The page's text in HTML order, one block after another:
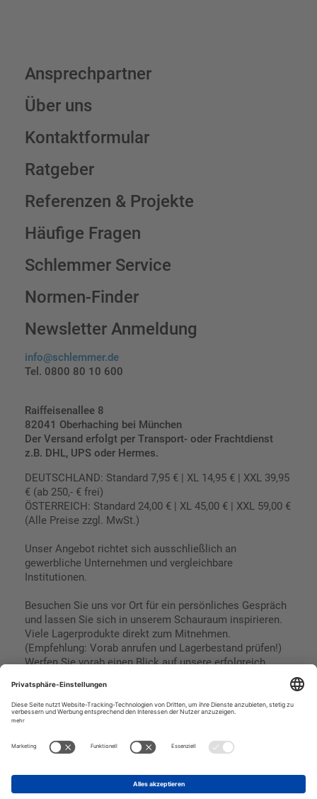
Ansprechpartner
Über uns
Kontaktformular
Ratgeber
Referenzen & Projekte
Häufige Fragen
Schlemmer Service
Normen-Finder
Newsletter Anmeldung
info@schlemmer.de
Tel. 0800 80 10 600
Raiffeisenallee 8
82041 Oberhaching bei München
Der Versand erfolgt per Transport- oder Frachtdienst
z.B. DHL, UPS oder Hermes.
DEUTSCHLAND: Standard 7,95 € | XL 14,95 € | XXL 39,95
€ (ab 250,- € frei)
ÖSTERREICH: Standard 24,00 € | XL 45,00 € | XXL 59,00 €
(Alle Preise zzgl. MwSt.)
Unser Angebot richtet sich ausschließlich an
gewerbliche Unternehmen und vergleichbare
Institutionen.
Besuchen Sie uns vor Ort für ein persönliches Gespräch
und lassen Sie sich in unserem Schauraum inspirieren.
Viele Lagerprodukte direkt zum Mitnehmen.
(Empfehlung: Vorab anrufen und Lagerbestand prüfen!)
Werfen Sie vorab einen Blick auf unsere erfolgreich
Impressum
Datenschutz
SEPA Lastschrift
Kreditkarte
Rechnungskauf